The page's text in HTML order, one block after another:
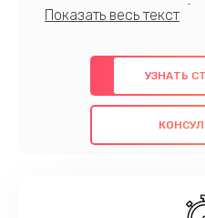
профессионалов с
предлагаем быстрый и
использованием
также гарантируем
проведенных работ.
наилучшим образом.
УЗНАТЬ